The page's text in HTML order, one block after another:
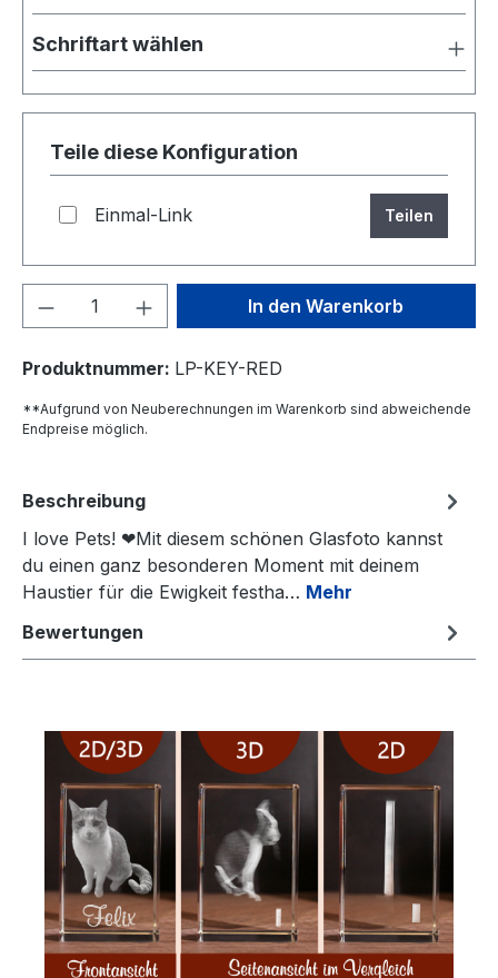
Schriftart wählen
Teile diese Konfiguration
Einmal-Link Teilen
Produkt Anzahl: Gib denIn den Warenkorb
Produktnummer: LP-KEY-RED
**Aufgrund von Neuberechnungen im Warenkorb sind abweichende
Endpreise möglich.
Beschreibung
I love Pets! ❤Mit diesem schönen Glasfoto kannst
du einen ganz besonderen Moment mit deinem
Haustier für die Ewigkeit festha… Mehr
Bewertungen